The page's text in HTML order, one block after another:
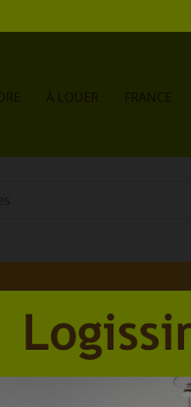
À LOUER FRANCE